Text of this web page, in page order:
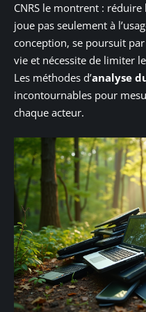
CNRS le montrent :
joue pas seulement à
conception, se poursuit
vie et nécessite de limiter
Les méthodes d’analyse
incontournables pour
chaque acteur.